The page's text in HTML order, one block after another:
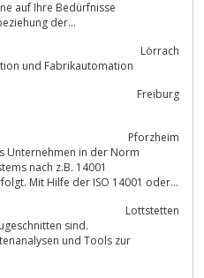
der...
Lörrach
und Fabrikautomation
Freiburg
Pforzheim
nach z.B. 14001
erfolgt. Mit Hilfe der ISO 14001 oder...
Lottstetten